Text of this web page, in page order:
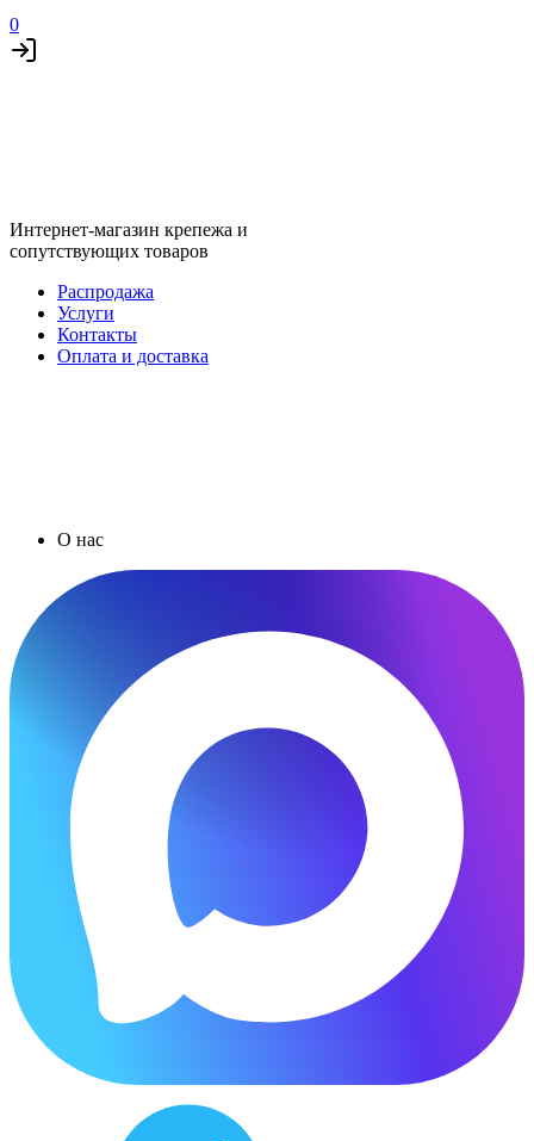
0
Интернет-магазин крепежа и
сопутствующих товаров
Распродажа
Услуги
Контакты
Оплата и доставка
О нас